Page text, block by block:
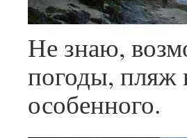
Не знаю,
погоды, пляж
особенного.